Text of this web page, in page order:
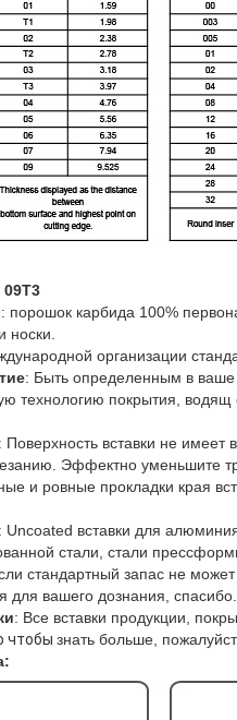
09T3
: порошок карбида 100%
носки.
организации
: Быть определенным в ваше
технологию покрытия,
: Поверхность вставки не имеет
Эффектно уменьшите
и ровные прокладки края
: Uncoated вставки для
стали, стали
стандартный запас не
для вашего дознания, спасибо.
: Все вставки продукции,
чтобы знать больше,